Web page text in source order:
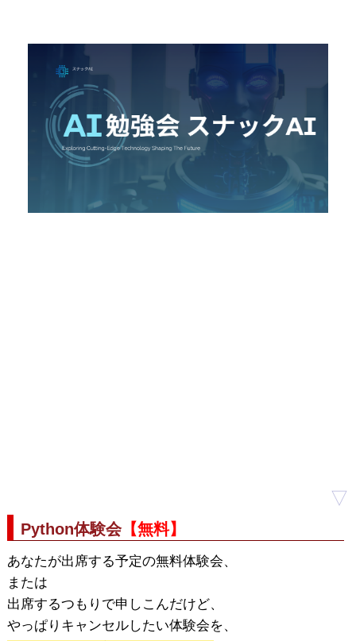
▽
Python体験会【無料】
あなたが出席する予定の無料体験会、
または
出席するつもりで申しこんだけど、
やっぱりキャンセルしたい体験会を、